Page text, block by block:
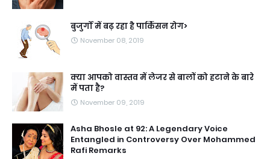
बुजुर्गों में बढ़ रहा है पार्किंसन रोग>
November 08, 2019
क्या आपको वास्तव में लेजर से बालों को हटाने के बारे
में पता है?
November 09, 2019
Asha Bhosle at 92: A Legendary Voice
Entangled in Controversy Over Mohammed
Rafi Remarks